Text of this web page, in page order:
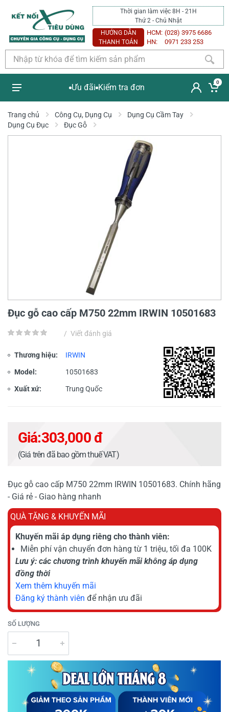
Thời gian làm việc 8H - 21H
Thứ 2 - Chủ Nhật
HƯỚNG DẪN
THANH TOÁN
HCM: (028) 3975 6686
HN:
0971 233 253
Ưu đãi Kiểm tra đơn
0
Trang chủ Công Cụ, Dụng Cụ
Dụng Cụ Cầm Tay
Dụng Cụ Đục
Đục Gỗ
Đục gỗ cao cấp M750 22mm IRWIN 10501683
/ Viết đánh giá
Thương hiệu: IRWIN
Model: 10501683
Xuất xứ: Trung Quốc
Giá:303,000 đ
(Giá trên đã bao gồm thuế VAT)
Đục gỗ cao cấp M750 22mm IRWIN 10501683. Chính hãng
- Giá rẻ - Giao hàng nhanh
QUÀ TẶNG & KHUYẾN MÃI
Khuyến mãi áp dụng riêng cho thành viên:
Miễn phí vận chuyển đơn hàng từ 1 triệu, tối đa 100K
Lưu ý: các chương trình khuyến mãi không áp dụng
đồng thời
Xem thêm khuyến mãi
Đăng ký thành viên để nhận ưu đãi
SỐ LƯỢNG